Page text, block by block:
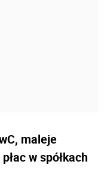
maleje
w spółkach